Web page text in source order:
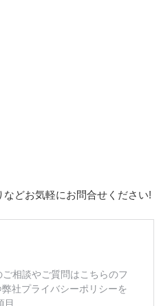
どお気軽にお問合せください!